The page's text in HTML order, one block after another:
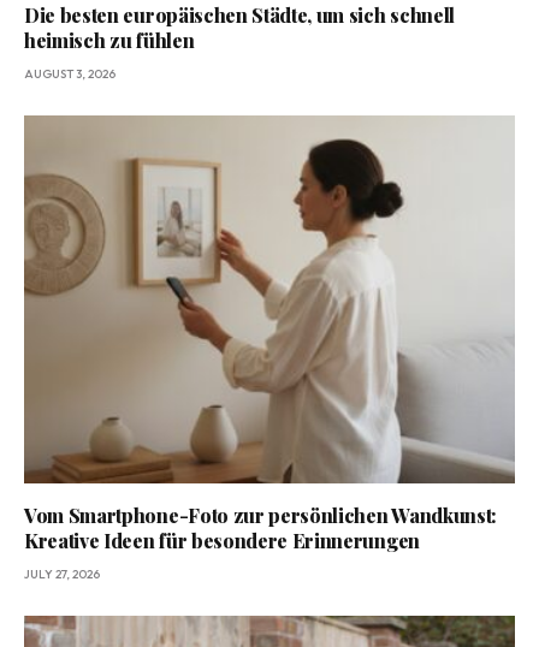
Die besten europäischen Städte, um sich schnell
heimisch zu fühlen
AUGUST 3, 2026
Vom Smartphone-Foto zur persönlichen Wandkunst:
Kreative Ideen für besondere Erinnerungen
JULY 27, 2026